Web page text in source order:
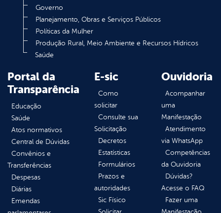
Governo
Planejamento, Obras e Serviços Públicos
Políticas da Mulher
Produção Rural, Meio Ambiente e Recursos Hídricos
Saúde
Portal da
Transparência
Educação
Saúde
Atos normativos
Central de Dúvidas
Convênios e
Transferências
Despesas
Diárias
Emendas
E-sic
Como
solicitar
Consulte sua
Solicitação
Decretos
Estatísticas
Formulários
Prazos e
autoridades
Sic Físico
Ouvidoria
Acompanhar
uma
Manifestação
Atendimento
via WhatsApp
Competências
da Ouvidoria
Dúvidas?
Acesse o FAQ
Fazer uma